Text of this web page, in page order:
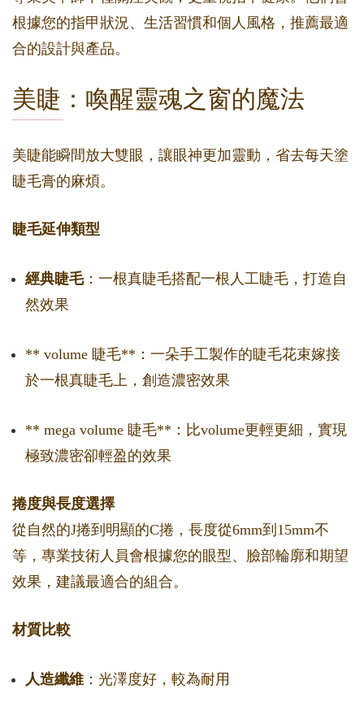
根據您的指甲狀況、生活習慣和個人風格，推薦最適
合的設計與產品。
美睫：喚醒靈魂之窗的魔法
美睫能瞬間放大雙眼，讓眼神更加靈動，省去每天塗
睫毛膏的麻煩。
睫毛延伸類型
經典睫毛：一根真睫毛搭配一根人工睫毛，打造自
然效果
** volume 睫毛**：一朵手工製作的睫毛花束嫁接
於一根真睫毛上，創造濃密效果
** mega volume 睫毛**：比volume更輕更細，實現
極致濃密卻輕盈的效果
捲度與長度選擇
從自然的J捲到明顯的C捲，長度從6mm到15mm不
等，專業技術人員會根據您的眼型、臉部輪廓和期望
效果，建議最適合的組合。
材質比較
人造纖維 ：光澤度好，較為耐用